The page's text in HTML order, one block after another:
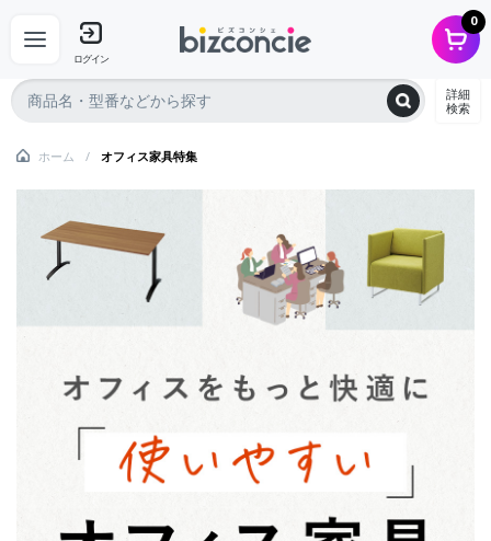
ログイン
0
詳細
検索
ホーム オフィス家具特集